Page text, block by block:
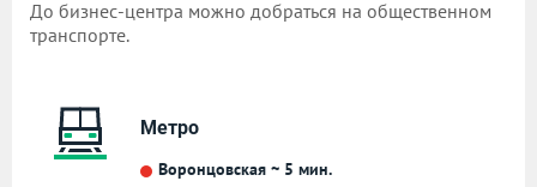
До бизнес-центра можно добраться на общественном
транспорте.
Метро
Воронцовская ~ 5 мин.